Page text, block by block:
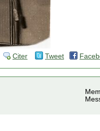
Citer Tweet